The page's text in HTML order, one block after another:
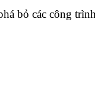
bỏ các công